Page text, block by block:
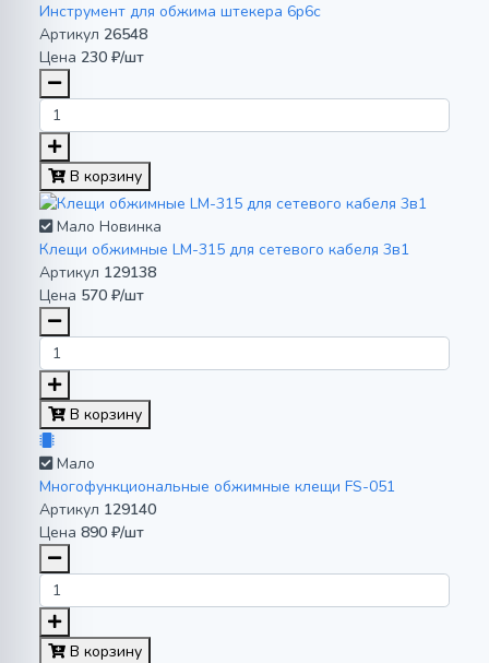
Инструмент для обжима штекера 6р6с
Артикул 26548
Цена 230 ₽/шт
В корзину
Мало Новинка
Клещи обжимные LM-315 для сетевого кабеля 3в1
Артикул 129138
Цена 570 ₽/шт
В корзину
Мало
Многофункциональные обжимные клещи FS-051
Артикул 129140
Цена 890 ₽/шт
В корзину